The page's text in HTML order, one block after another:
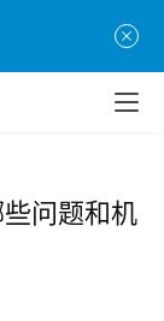
问题和机